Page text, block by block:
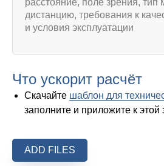
Что ускорит расчёт
Скачайте шаблон для
заполните и приложите к этой
ADD FILES